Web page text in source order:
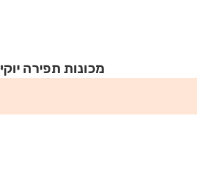
מכונות תפירה יוקי(1)